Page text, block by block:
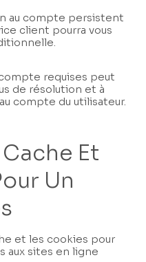
au compte persistent
client pourra vous
requises peut
de résolution et à
compte du utilisateur.
Et
Un
et les cookies pour
aux sites en ligne